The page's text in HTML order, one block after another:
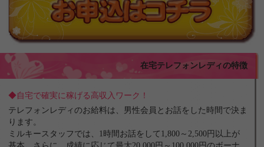
在宅テレフォンレディの特徴
◆自宅で確実に稼げる高収入ワーク！
テレフォンレディのお給料は、男性会員とお話をした時間で決ま
ります。
ミルキースタッフでは、1時間お話をして1,800～2,500円以上が